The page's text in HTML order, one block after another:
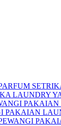
LAUNDRY
PAKAIAN